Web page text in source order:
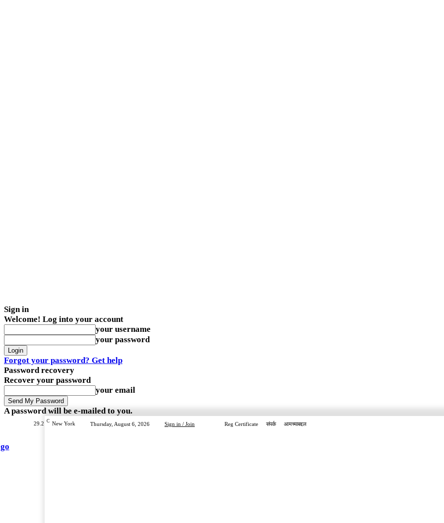
Sign in
Welcome! Log into your account
your username
your password
Forgot your password? Get help
Password recovery
Recover your password
your email
A password will be e-mailed to you.
29.2 C New York Thursday, August 6, 2026 Sign in / Join Reg Certificate संपर्क आमच्याबद्दल